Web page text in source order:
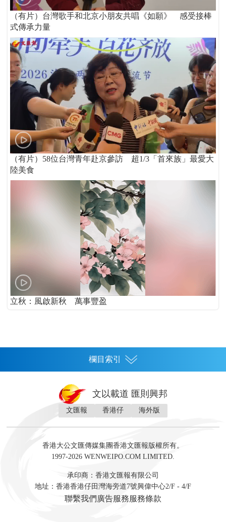
（有片）台灣歌手和北京小朋友共唱《如願》 感受接棒
式傳承力量
（有片）58位台灣青年赴京參訪 超1/3「首來族」最愛大
陸美食
立秋：風啟新秋 萬事豐盈
欄目索引
灣區人
財經 地產 投資 財評 數字經濟
訪談 直播 經湋論
藝術 文學
文以載道 匯則興邦
文匯報 香港仔 海外版
香港大公文匯傳媒集團香港文匯報版權所有。
1997-2026 WENWEIPO.COM LIMITED.
承印商：香港文匯報有限公司
地址：香港香港仔田灣海旁道7號興偉中心2/F - 4/F
聯繫我們 廣告服務服務條款